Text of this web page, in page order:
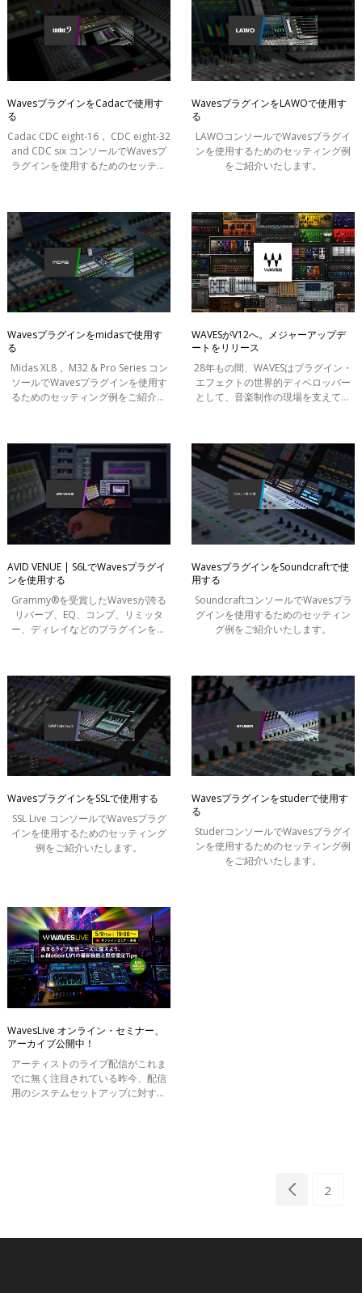
WavesプラグインをCadacで使用す
る
Cadac CDC eight-16， CDC eight-32
and CDC six コンソールでWavesプ
ラグインを使用するためのセッティ
WavesプラグインをLAWOで使用す
る
LAWOコンソールでWavesプラグイ
ンを使用するためのセッティング例
をご紹介いたします。
Wavesプラグインをmidasで使用す
る
Midas XL8， M32 & Pro Series コン
ソールでWavesプラグインを使用す
るためのセッティング例をご紹介い
WAVESがV12へ。メジャーアップデ
ートをリリース
28年もの間、WAVESはプラグイン・
エフェクトの世界的ディベロッパー
として、音楽制作の現場を支えてき
たします。
AVID VENUE | S6LでWavesプラグイ
ンを使用する
Grammy®を受賞したWavesが誇る
リバーブ、EQ、コンプ、リミッタ
ー、ディレイなどのプラグインを、
WavesプラグインをSoundcraftで使
用する
SoundcraftコンソールでWavesプラ
グインを使用するためのセッティン
グ例をご紹介いたします。
WavesプラグインをSSLで使用する
SSL Live コンソールでWavesプラグ
インを使用するためのセッティング
例をご紹介いたします。
Wavesプラグインをstuderで使用す
る
StuderコンソールでWavesプラグイ
ンを使用するためのセッティング例
をご紹介いたします。
WavesLive オンライン・セミナー、
アーカイブ公開中！
アーティストのライブ配信がこれま
でに無く注目されている昨今、配信
用のシステムセットアップに対する
2